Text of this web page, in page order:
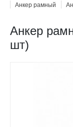
Анкер рамный
Анкер
шт)